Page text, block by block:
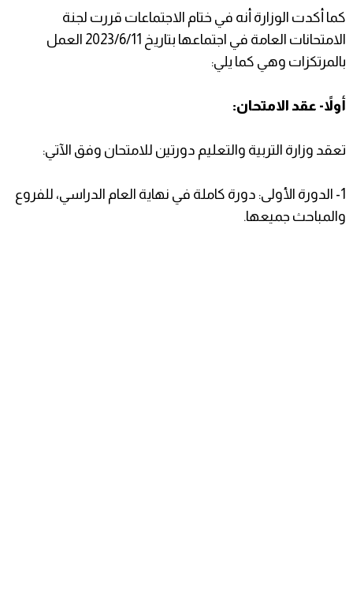
كما أكدت الوزارة أنه في ختام الاجتماعات قررت لجنة
الامتحانات العامة في اجتماعها بتاريخ 2023/6/11 العمل
بالمرتكزات وهي كما يلي:
أولاً- عقد الامتحان:
تعقد وزارة التربية والتعليم دورتين للامتحان وفق الآتي:
1- الدورة الأولى: دورة كاملة في نهاية العام الدراسي، للفروع
والمباحث جميعها.